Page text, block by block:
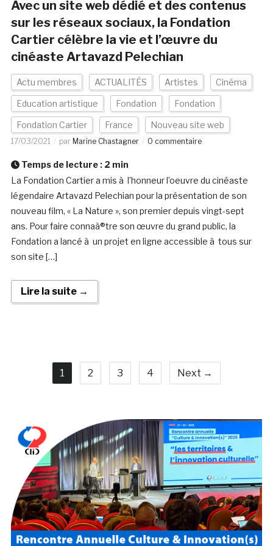
Avec un site web dédié et des contenus
sur les réseaux sociaux, la Fondation
Cartier célèbre la vie et l’œuvre du
cinéaste Artavazd Pelechian
Actu membres ACTUALITÉS Artistes Cinéma
Education artistique Fondation Fondation
Fondation Cartier France Nouveau site web
17/03/2021 par Marine Chastagner 0 commentaire
Temps de lecture : 2 min
La Fondation Cartier a mis à l’honneur l’oeuvre du cinéaste
légendaire Artavazd Pelechian pour la présentation de son
nouveau film, « La Nature », son premier depuis vingt-sept
ans. Pour faire connaà®tre son œuvre du grand public, la
Fondation a lancé à un projet en ligne accessible à tous sur
son site […]
Lire la suite →
1 2 3 4 Next →